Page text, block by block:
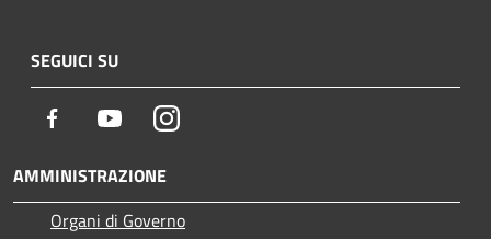
SEGUICI SU
Facebook YoutubeInstagram
AMMINISTRAZIONE
Organi di Governo